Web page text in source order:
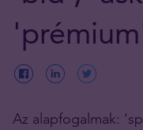
Az alapfogalmak: